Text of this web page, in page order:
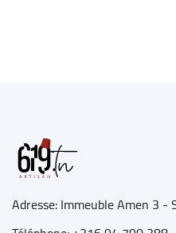
Adresse: Immeuble Amen 3 -